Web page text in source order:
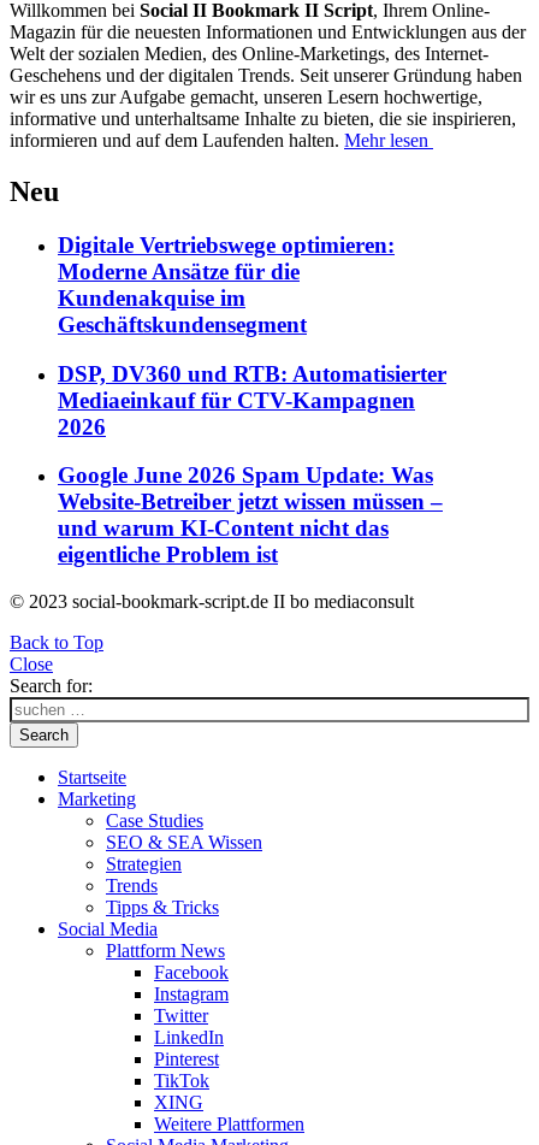
Willkommen bei Social II Bookmark II Script, Ihrem Online-
Magazin für die neuesten Informationen und Entwicklungen aus der
Welt der sozialen Medien, des Online-Marketings, des Internet-
Geschehens und der digitalen Trends. Seit unserer Gründung haben
wir es uns zur Aufgabe gemacht, unseren Lesern hochwertige,
informative und unterhaltsame Inhalte zu bieten, die sie inspirieren,
informieren und auf dem Laufenden halten. Mehr lesen
Neu
Digitale Vertriebswege optimieren:
Moderne Ansätze für die
Kundenakquise im
Geschäftskundensegment
DSP, DV360 und RTB: Automatisierter
Mediaeinkauf für CTV-Kampagnen
2026
Google June 2026 Spam Update: Was
Website-Betreiber jetzt wissen müssen –
und warum KI-Content nicht das
eigentliche Problem ist
© 2023 social-bookmark-script.de II bo mediaconsult
Back to Top
Close
Search for:
Search
Startseite
Marketing
Case Studies
SEO & SEA Wissen
Strategien
Trends
Tipps & Tricks
Social Media
Plattform News
Facebook
Instagram
Twitter
LinkedIn
Pinterest
TikTok
XING
Weitere Plattformen